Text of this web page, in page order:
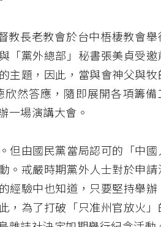
教長老教會於台中梧棲教會舉
「黨外總部」秘書張美貞受邀
主題，因此，當與會神父與牧
然答應，隨即展開各項籌備
一場演講大會。
但由國民黨當局認可的「中國
。戒嚴時期黨外人士對於申請
經驗中也知道，只要堅持舉辦
，為了打破「只准州官放火」